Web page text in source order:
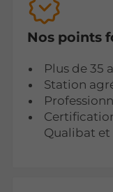
Nos points
Plus de 35
Station
Qualibat et